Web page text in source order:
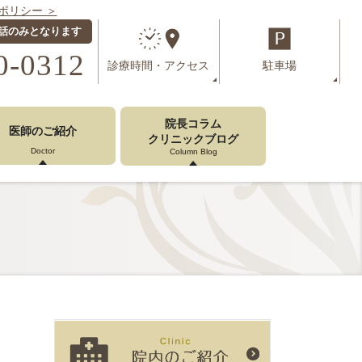
リシー ＞
のみとなります
0312 診療時間 ・ アクセス 駐車場
医師のご紹介
Doctor
院長コラム
クリニックブログ
Column Blog